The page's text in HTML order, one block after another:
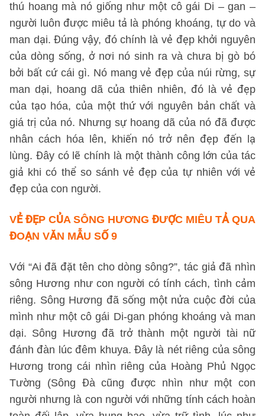
thú hoang mà nó giống như một cô gái Di – gan –
người luôn được miêu tả là phóng khoáng, tự do và
man dại. Đúng vậy, đó chính là vẻ đẹp khởi nguyên
của dòng sống, ở nơi nó sinh ra và chưa bị gò bó
bởi bất cứ cái gì. Nó mang vẻ đẹp của núi rừng, sự
man dại, hoang dã của thiên nhiên, đó là vẻ đẹp
của tạo hóa, của một thứ với nguyên bản chất và
giá trị của nó. Nhưng sự hoang dã của nó đã được
nhân cách hóa lên, khiến nó trở nên đẹp đến lạ
lùng. Đây có lẽ chính là một thành công lớn của tác
giả khi có thể so sánh vẻ đẹp của tự nhiên với vẻ
đẹp của con người.
VẺ ĐẸP CỦA SÔNG HƯƠNG ĐƯỢC MIÊU TẢ QUA
ĐOẠN VĂN MẪU SỐ 9
Với “Ai đã đặt tên cho dòng sông?”, tác giả đã nhìn
sông Hương như con người có tính cách, tình cảm
riêng. Sông Hương đã sống một nửa cuộc đời của
mình như một cô gái Di-gan phóng khoáng và man
dại. Sông Hương đã trở thành một người tài nữ
đánh đàn lúc đêm khuya. Đây là nét riêng của sông
Hương trong cái nhìn riêng của Hoàng Phủ Ngọc
Tường (Sông Đà cũng được nhìn như một con
người nhưng là con người với những tính cách hoàn